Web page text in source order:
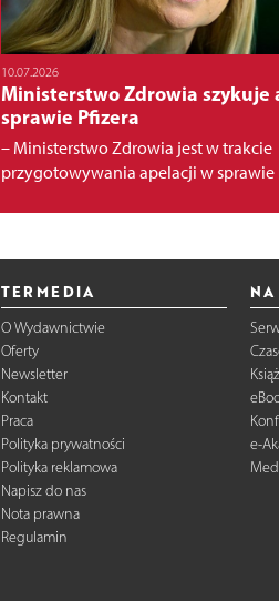
10.07.2026
Ministerstwo Zdrowia szykuje
sprawie Pfizera
– Ministerstwo Zdrowia jest w trakcie
przygotowywania apelacji w sprawie
TERMEDIA
O Wydawnictwie
Oferty
Newsletter
Kontakt
Praca
Polityka prywatności
Polityka reklamowa
Napisz do nas
Nota prawna
Regulamin
NA
e-